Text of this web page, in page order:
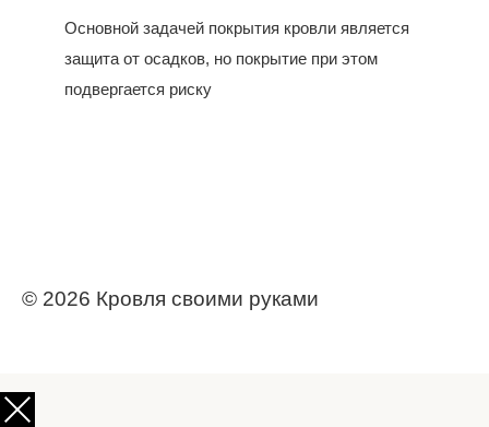
Основной задачей покрытия кровли является
защита от осадков, но покрытие при этом
подвергается риску
© 2026 Кровля своими руками